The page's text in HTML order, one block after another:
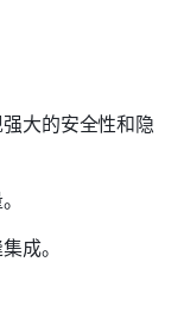
大的安全性和隐
成。